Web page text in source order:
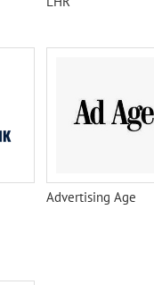
Advertising Age